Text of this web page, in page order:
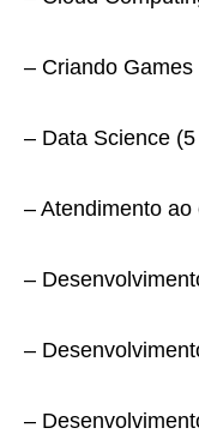
– Criando Games
– Data Science
– Atendimento
–
–
–